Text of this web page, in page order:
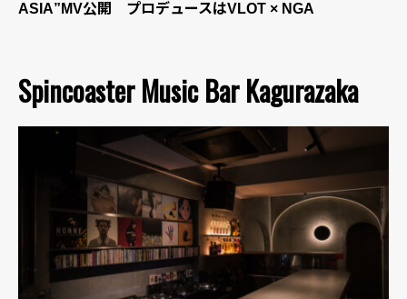
ASIA”MV公開 プロデュースはVLOT × NGA
Spincoaster Music Bar Kagurazaka